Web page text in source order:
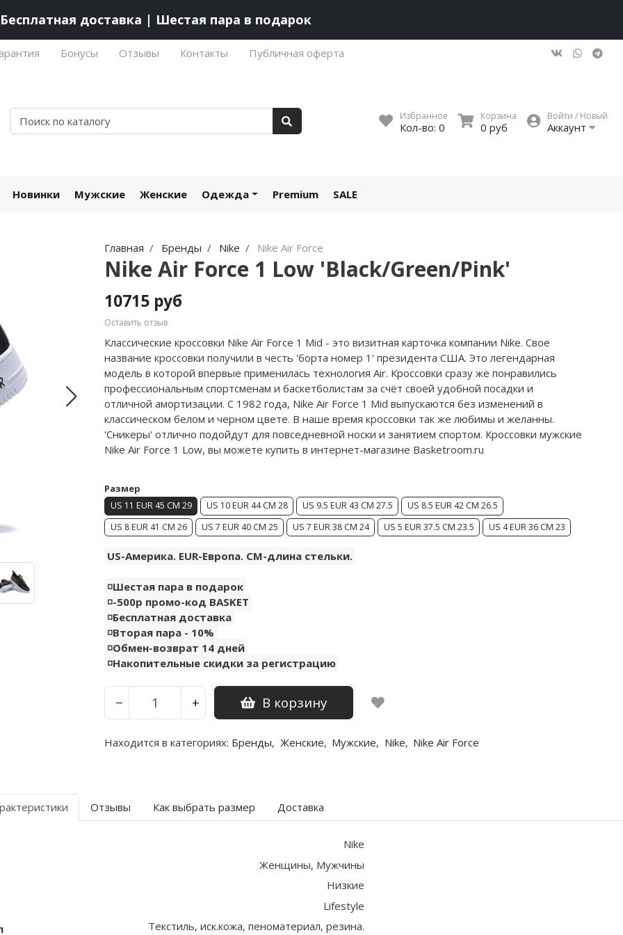
Бесплатная доставка | Шестая пара в подарок
Бонусы Отзывы Контакты Публичная оферта
Избранное
Кол-во: 0
Корзина
0 руб
Войти / Новый
Аккаунт
Новинки Мужские Женские Одежда Premium SALE
Главная Бренды Nike Nike Air Force
Nike Air Force 1 Low 'Black/Green/Pink'
10715 руб
Оставить отзыв
Классические кроссовки Nike Air Force 1 Mid - это визитная карточка компании Nike. Свое
название кроссовки получили в честь 'борта номер 1' президента США. Это легендарная
модель в которой впервые применилась технология Air. Кроссовки сразу же понравились
профессиональным спортсменам и баскетболистам за счёт своей удобной посадки и
отличной амортизации. С 1982 года, Nike Air Force 1 Mid выпускаются без изменений в
классическом белом и черном цвете. В наше время кроссовки так же любимы и желанны.
'Сникеры' отлично подойдут для повседневной носки и занятием спортом. Кроссовки мужские
Nike Air Force 1 Low, вы можете купить в интернет-магазине Basketroom.ru
Размер
US 11 EUR 45 CM 29 US 10 EUR 44 CM 28 US 9.5 EUR 43 CM 27.5
US 8.5 EUR 42 CM 26.5
US 8 EUR 41 CM 26
US 7 EUR 40 CM 25 US 7 EUR 38 CM 24 US 5 EUR 37.5 CM 23.5 US 4 EUR 36 CM 23
US-Америка. EUR-Европа. CM-длина стельки.
◽️Шестая пара в подарок
◽️-500р промо-код BASKET
◽️Бесплатная доставка
◽️Вторая пара - 10%
◽️Обмен-возврат 14 дней
◽️Накопительные скидки за регистрацию
− + В корзину
Находится в категориях: Бренды, Женские, Мужские, Nike, Nike Air Force
Отзывы Как выбрать размер Доставка
Nike
Женщины, Мужчины
Низкие
Lifestyle
Текстиль, иск.кожа, пеноматериал, резина.